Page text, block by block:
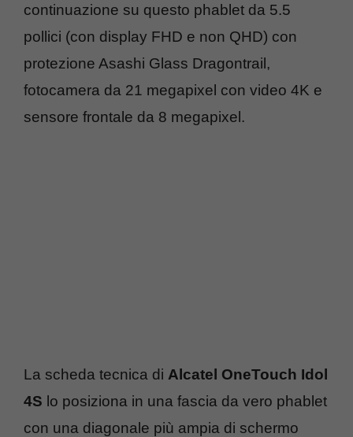
continuazione su questo phablet da 5.5
pollici (con display FHD e non QHD) con
protezione Asashi Glass Dragontrail,
fotocamera da 21 megapixel con video 4K e
sensore frontale da 8 megapixel.
La scheda tecnica di Alcatel OneTouch Idol
4S lo posiziona in una fascia da vero phablet
con una diagonale più ampia di schermo